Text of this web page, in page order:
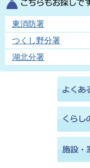
東消防署
つくし野分署
湖北分署